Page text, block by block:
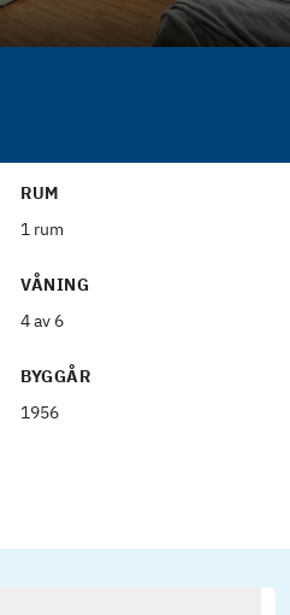
RUM
1 rum
VÅNING
4 av 6
BYGGÅR
1956